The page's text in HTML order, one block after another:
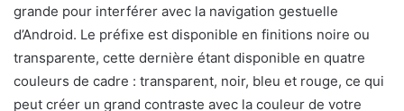
grande pour interférer avec la navigation gestuelle
d’Android. Le préfixe est disponible en finitions noire ou
transparente, cette dernière étant disponible en quatre
couleurs de cadre : transparent, noir, bleu et rouge, ce qui
peut créer un grand contraste avec la couleur de votre